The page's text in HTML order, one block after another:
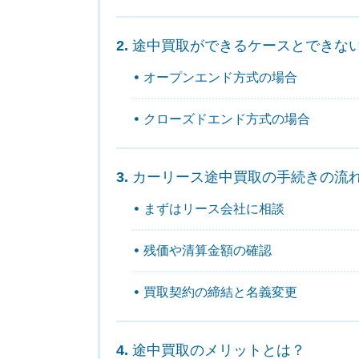
途中買取ができるケースとできな
オープンエンド方式の場合
クローズドエンド方式の場合
カーリース途中買取の手続きの流
まずはリース会社に相談
残価や清算金額の確認
買取契約の締結と名義変更
途中買取のメリットとは？